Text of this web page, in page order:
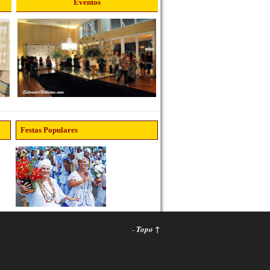
Eventos
Festas Populares
- Topo ↑